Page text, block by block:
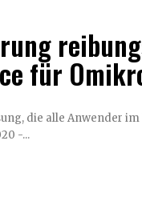
für
die alle Anwender
30.04.2020 -...